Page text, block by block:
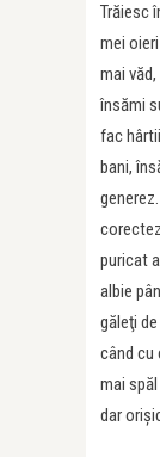
Trăiesc
mei
mai
însămi
fac
bani,
puricat
albie
găleţi
când cu
mai
dar